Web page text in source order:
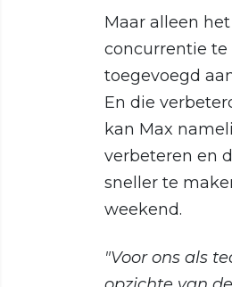
Maar alleen
concurrentie te
toegevoegd
En die
kan Max
verbeteren en
sneller te
weekend.
"Voor ons als